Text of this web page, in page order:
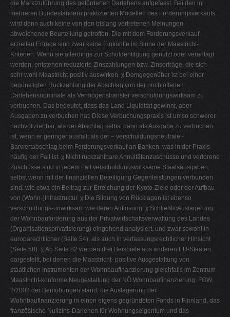
die Marktzuführung des geförderten Darlehens aufgefasst. Bei den in
mehreren Bundesländern praktizierten Modellen des Forderungsverkaufs
wird denn auch keine von den bislang vertretenen Meinungen
abweichende Beurteilung getroffen. Die mit dem Forderungsverkauf
erzielten Erträge sind zwar keine Einkünfte im Sinne der Maastricht-
Kriterien. Wenn sie allerdings zur Schuldentilgung genutzt oder veranlagt
werden, entstehen reduzierte Zinszahlungen bzw. Zinserträge, die sich
sehr wohl Maastricht-positiv auswirken. χ Demgegenüber ist bei einer
begünstigten Rückzahlung der Abschlag von der noch offenen
Darlehensnominale als Vermögenstransfer verschuldungswirksam zu
verbuchen. Das bedeutet, dass das Land Liquidität gewinnt, aber
Ausgaben zu verbuchen hat. Diese Verbuchungspraxis ist umso schwerer
nachvollziehbar, als der Abschlag selbst dann als Ausgabe zu verbuchen
ist, wenn er geringer ausfällt als der – verschuldungsneutrale -
Barwertabschlag beim Forderungsverkauf an Banken, was in der Praxis
häufig der Fall ist. χ Nicht rückzahlbare Annuitätenzuschüsse und verlorene
Zuschüsse sind in jedem Fall verschuldungswirksame Staatsausgaben,
selbst wenn mit der finanziellen Beteiligung Gegenleistungen verbunden
sind, wie etwa ein Beitrag zur Erreichung der Kyoto-Ziele oder der Aufbau
von (Wohn-)Infrastruktur. χ Die Bildung von Rücklagen ist ebenso
verschuldungs-unwirksam wie deren Auflösung. χ SchließlicAuslagerung
der Wohnbauförderung aus der Privatwirtschaftsverwaltung des Landes
(Organisationsprivatisierung) eingehend analysiert, und zwar sowohl in
europarechtlicher (Seite 54), als auch in verfassungsrechtlicher Hinsicht
(Seite 58). χ Ab Seite 82 werden drei Beispiele aus anderen EU-Staaten
dargestellt, bei denen die Maastricht- positive Ausgestaltung von
staatlichen Instrumenten der Wohnbaufinanzierung gleichfalls im Zentrum
Maastricht-konforme Neugestaltung der NÖ Wohnbaufinanzierung. FGW,
2/2002 der Bemühungen stand, die Auslagerung der
Wohnbaufinanzierung in einen eigens gegründeten Fonds in Finnland, das
französische Nullzins-Darlehen für Wohnungseigentum und das